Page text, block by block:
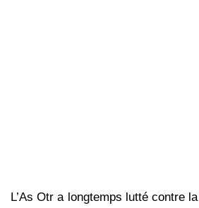
L’As Otr a longtemps lutté contre